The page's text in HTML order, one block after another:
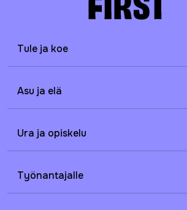
Tule ja koe
Asu ja elä
Ura ja opiskelu
Työnantajalle